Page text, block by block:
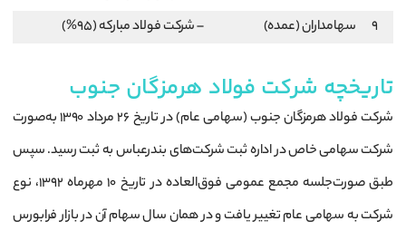
9
سهامداران (عمده) – شرکت فولاد مبارکه (95%)
تاریخچه شرکت فولاد هرمزگان جنوب
شرکت فولاد هرمزگان جنوب (سهامی عام) در تاریخ ۲۶ مرداد ۱۳۹۰ به‌صورت
شرکت سهامی خاص در اداره ثبت شرکت‌های بندرعباس به ثبت رسید. سپس
طبق صورت‌جلسه مجمع عمومی فوق‌العاده در تاریخ ۱۰ مهرماه ۱۳۹۲، نوع
شرکت به سهامی عام تغییر یافت و در همان سال سهام آن در بازار فرابورس